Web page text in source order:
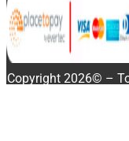
Copyright 2026© –